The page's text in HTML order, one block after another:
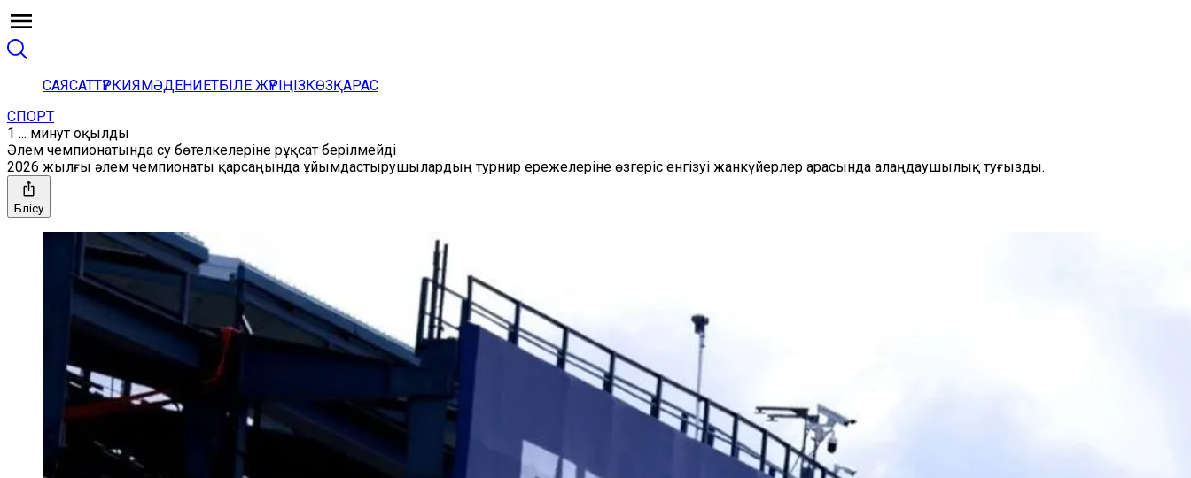
САЯСАТТҮРКИЯМӘДЕНИЕТБІЛЕ ЖҮРІҢІЗКӨЗҚАРАС
СПОРТ
1 ... минут оқылды
Әлем чемпионатында су бөтелкелеріне рұқсат берілмейді
2026 жылғы әлем чемпионаты қарсаңында ұйымдастырушылардың турнир ережелеріне өзгеріс енгізуі жанкүйерлер арасында алаңдаушылық туғызды.
Бөлісу